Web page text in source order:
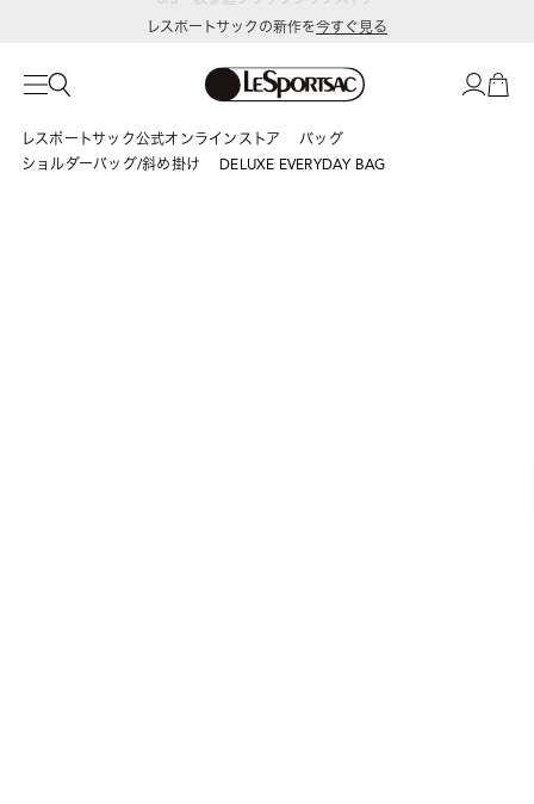
レスポートサックの新作を今すぐ見る
レスポートサック公式オンラインストア
バッグ
ショルダーバッグ/斜め掛け
DELUXE EVERYDAY BAG